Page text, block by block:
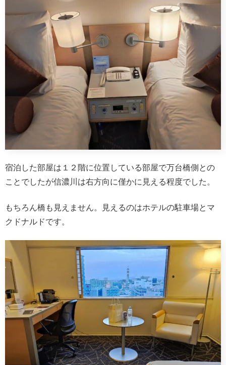
宿泊した部屋は１２階に位置している部屋で万台橋側との
ことでしたが信濃川は右方向に僅かに見える程度でした。
もちろん橋も見えません。見えるのはホテルの駐車場とマ
クドナルドです。